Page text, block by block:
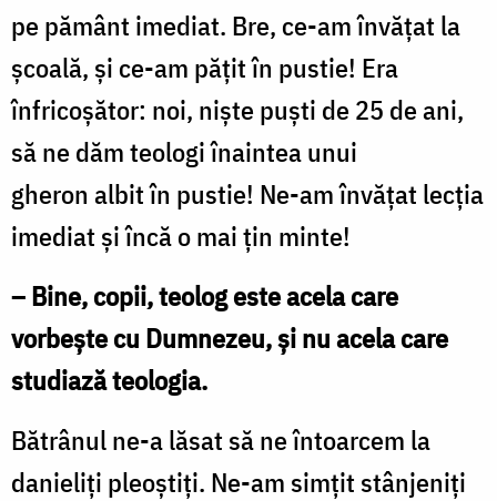
pe pământ imediat. Bre, ce-am învățat la
școală, și ce-am pățit în pustie! Era
înfricoșător: noi, niște puști de 25 de ani,
să ne dăm teologi înaintea unui
gheron albit în pustie! Ne-am învățat lecția
imediat și încă o mai țin minte!
– Bine, copii, teolog este acela care
vorbește cu Dumnezeu, și nu acela care
studiază teologia.
Bătrânul ne-a lăsat să ne întoarcem la
danieliți pleoștiți. Ne-am simțit stânjeniți